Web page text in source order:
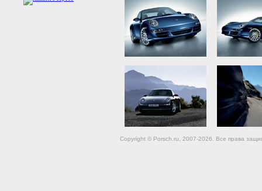
Copyright © Porsch.ru, 2007-2026. Все права